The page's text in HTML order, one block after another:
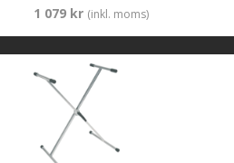
1 079 kr (inkl. moms)